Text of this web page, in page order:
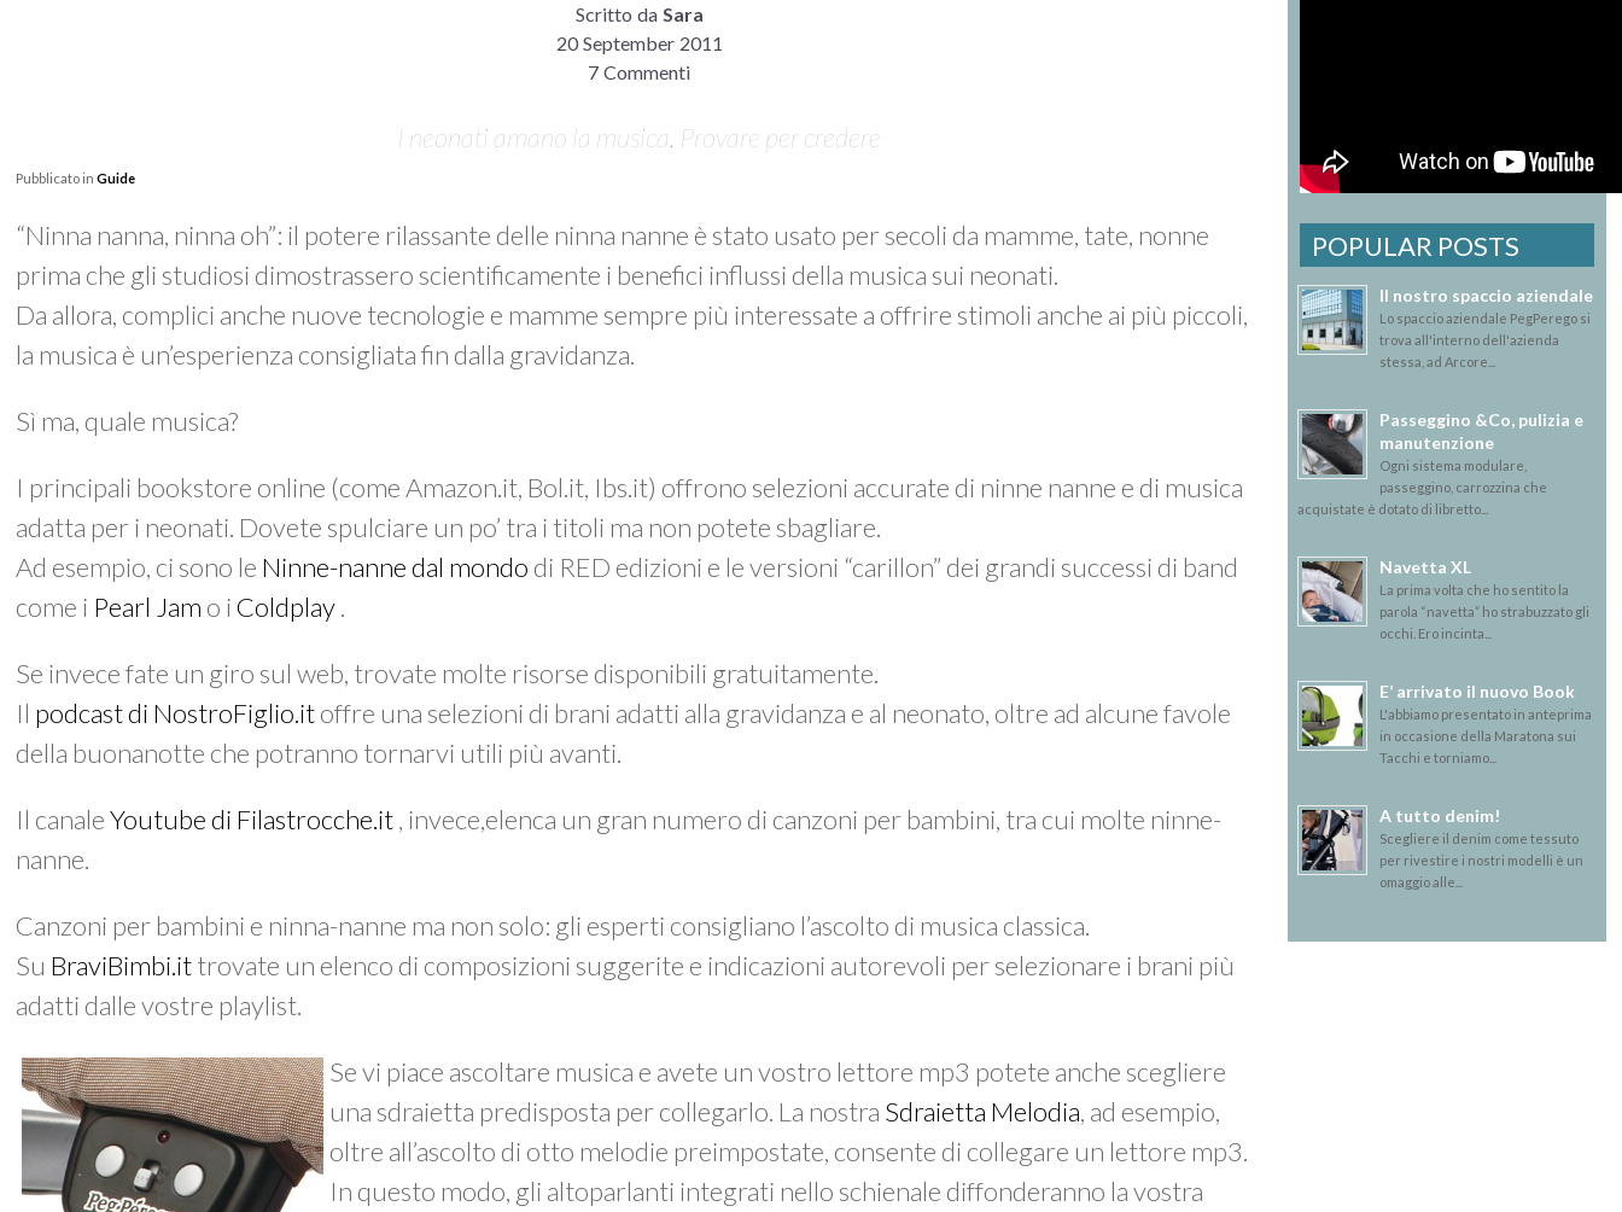
Scritto da Sara
20 September 2011
7 Commenti
I neonati amano la musica. Provare per credere
Pubblicato inGuide
“Ninna nanna, ninna oh”: il potere rilassante delle ninna nanne è stato usato per secoli da mamme, tate, nonne
prima che gli studiosi dimostrassero scientificamente i benefici influssi della musica sui neonati.
Da allora, complici anche nuove tecnologie e mamme sempre più interessate a offrire stimoli anche ai più piccoli,
la musica è un’esperienza consigliata fin dalla gravidanza.
Sì ma, quale musica?
I principali bookstore online (come Amazon.it, Bol.it, Ibs.it) offrono selezioni accurate di ninne nanne e di musica
adatta per i neonati. Dovete spulciare un po’ tra i titoli ma non potete sbagliare.
Ad esempio, ci sono le Ninne-nanne dal mondo di RED edizioni e le versioni “carillon” dei grandi successi di band
come i Pearl Jam o iColdplay.
Se invece fate un giro sul web, trovate molte risorse disponibili gratuitamente.
Il podcast di NostroFiglio.itoffre una selezioni di brani adatti alla gravidanza e al neonato, oltre ad alcune favole
della buonanotte che potranno tornarvi utili più avanti.
Il canaleYoutube di Filastrocche.it, invece,elenca un gran numero di canzoni per bambini, tra cui molte ninne-
nanne.
Canzoni per bambini e ninna-nanne ma non solo: gli esperti consigliano l’ascolto di musica classica.
Su BraviBimbi.ittrovate un elenco di composizioni suggerite e indicazioni autorevoli per selezionare i brani più
adatti dalle vostre playlist.
Se vi piace ascoltare musica e avete un vostro lettore mp3 potete anche scegliere
una sdraietta predisposta per collegarlo. La nostra Sdraietta Melodia, ad esempio,
oltre all’ascolto di otto melodie preimpostate, consente di collegare un lettore mp3.
In questo modo, gli altoparlanti integrati nello schienale diffonderanno la vostra
POPULAR POSTS
Il nostro spaccio aziendale
Lo spaccio aziendale PegPerego si
trova all'interno dell'azienda
stessa, ad Arcore...
Passeggino &Co, pulizia e
manutenzione
Ogni sistema modulare,
passeggino, carrozzina che
acquistate è dotato di libretto...
Navetta XL
La prima volta che ho sentito la
parola “navetta” ho strabuzzato gli
occhi. Ero incinta...
E’ arrivato il nuovo Book
L'abbiamo presentato in anteprima
in occasione della Maratona sui
Tacchi e torniamo...
A tutto denim!
Scegliere il denim come tessuto
per rivestire i nostri modelli è un
omaggio alle...